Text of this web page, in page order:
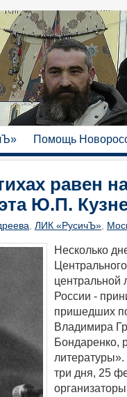
Помощь
равен
Ю.П.
ЛИК «РусичЪ»
​Несколько
центральной
России -
пришедших
Владимира
Бондаренко,
три дня, 25